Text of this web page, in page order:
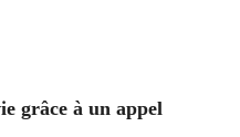
grâce à un appel